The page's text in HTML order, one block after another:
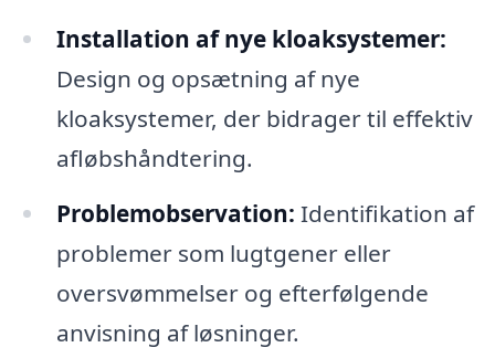
Installation af nye kloaksystemer:
Design og opsætning af nye
kloaksystemer, der bidrager til effektiv
afløbshåndtering.
Problemobservation: Identifikation af
problemer som lugtgener eller
oversvømmelser og efterfølgende
anvisning af løsninger.